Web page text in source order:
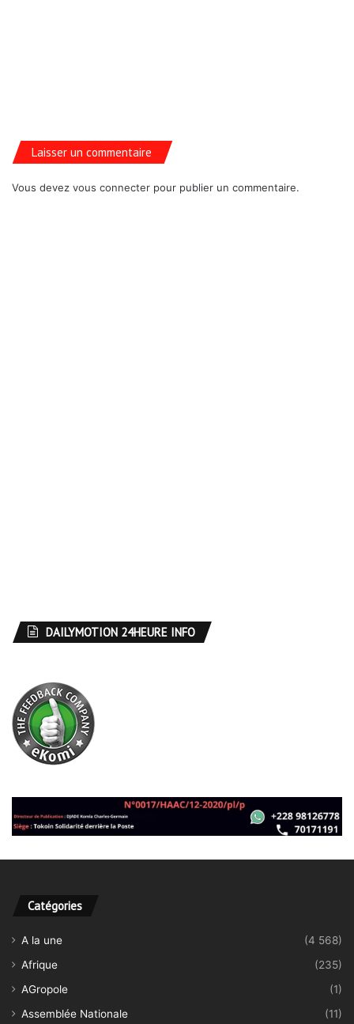
Laisser un commentaire
Vous devez vous connecter pour publier un commentaire.
DAILYMOTION 24HEURE INFO
Catégories
A la une
(4 568)
Afrique
(235)
AGropole
(1)
Assemblée Nationale
(11)